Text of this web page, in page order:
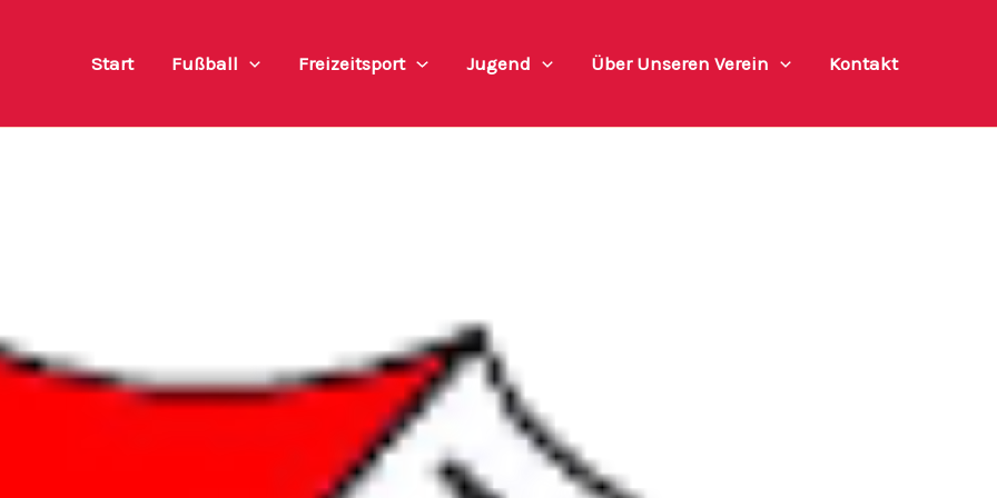
Start Fußball Freizeitsport Jugend Über Unseren Verein Kontakt